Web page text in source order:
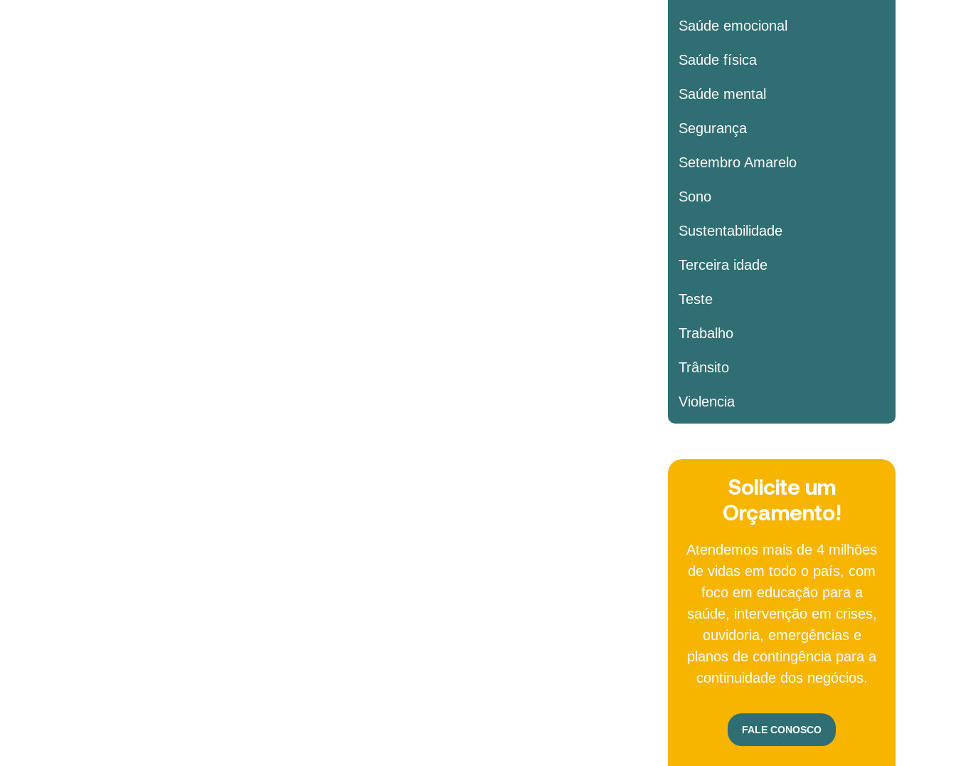
Saúde emocional
Saúde física
Saúde mental
Segurança
Setembro Amarelo
Sono
Sustentabilidade
Terceira idade
Teste
Trabalho
Trânsito
Violencia
Solicite um
Orçamento!
Atendemos mais de 4 milhões
de vidas em todo o país, com
foco em educação para a
saúde, intervenção em crises,
ouvidoria, emergências e
planos de contingência para a
continuidade dos negócios.
FALE CONOSCO